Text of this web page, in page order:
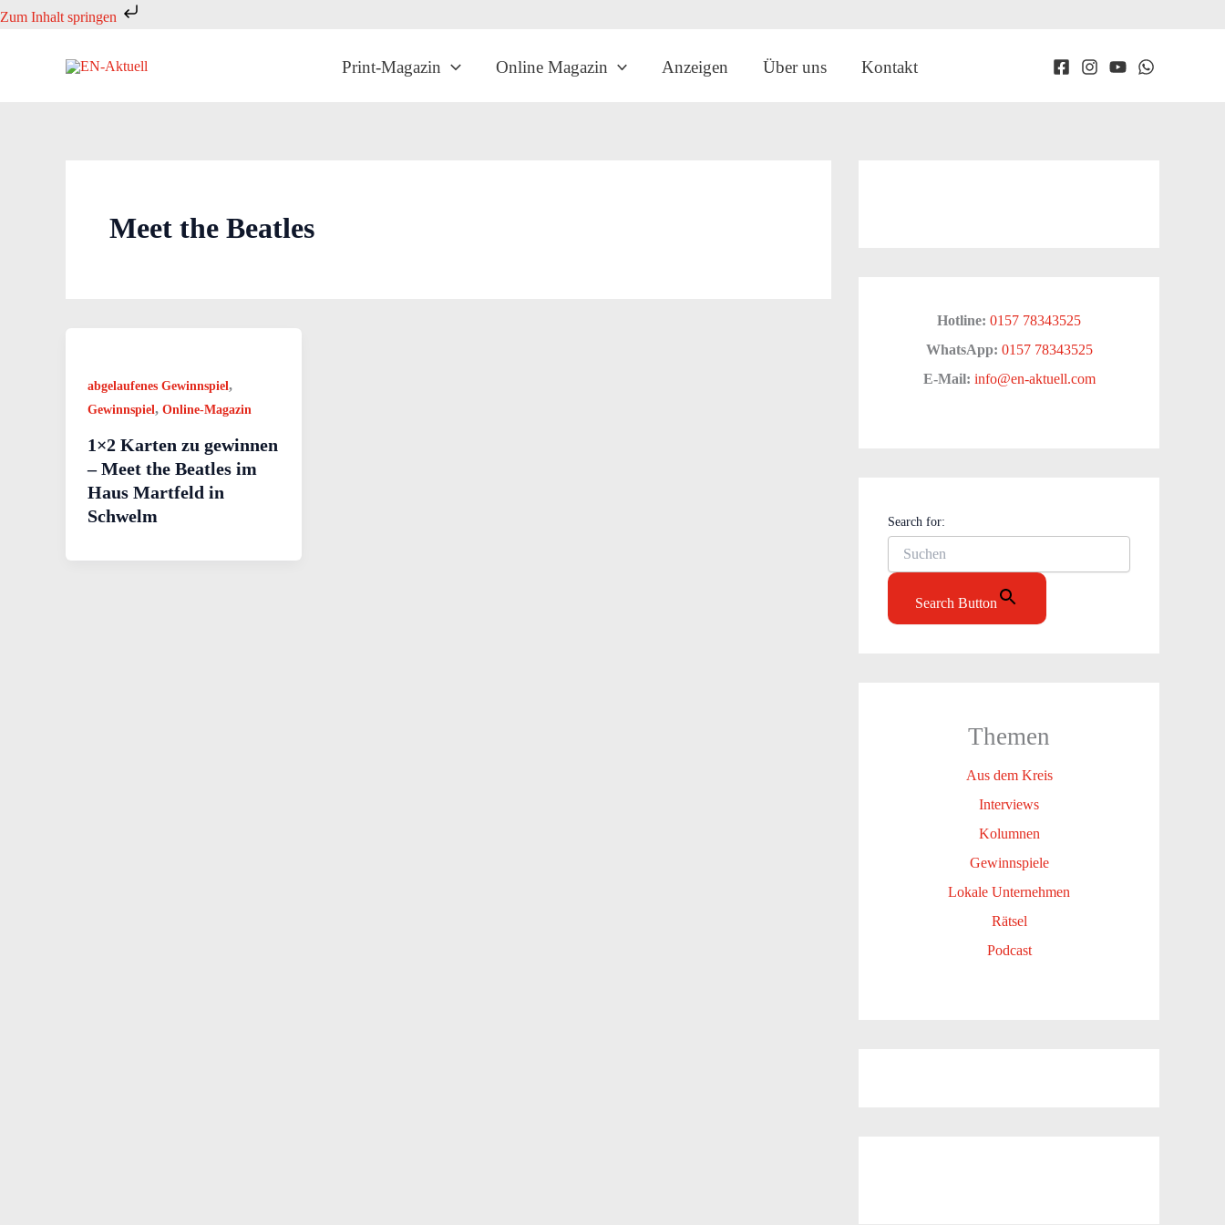
Zum Inhalt springen
Zum
Print-Magazin Online Magazin Anzeigen Über uns Kontakt
Meet the Beatles
abgelaufenes Gewinnspiel,
Gewinnspiel, Online-Magazin
1×2 Karten zu gewinnen
– Meet the Beatles im
Haus Martfeld in
Schwelm
Hotline: 0157 78343525
WhatsApp: 0157 78343525
E-Mail: info@en-aktuell.com
Search for:
Search Button
Themen
Aus dem Kreis
Interviews
Kolumnen
Gewinnspiele
Lokale Unternehmen
Rätsel
Podcast